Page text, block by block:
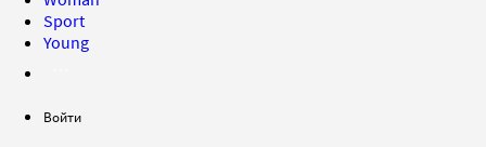
Sport
Young
Войти